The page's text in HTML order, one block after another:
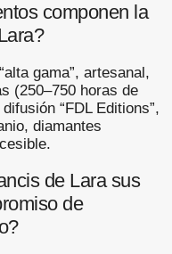
componen la
gama”, artesanal,
(250–750 horas de
“FDL Editions”,
diamantes
de Lara sus
de